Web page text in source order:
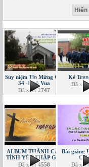
Suy niệm Tin Mừng CN
34 -Kitô Vua
Đã xem2747
Kẻ
Đã
ALBUM THÁNH CA -
TÌNH YÊU THẬP GIÁ
Đã xem4558
Bài giảng
Đã